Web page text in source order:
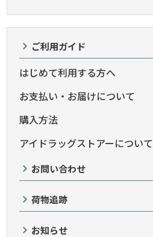
ご利用ガイド
はじめて利用する方へ
お支払い・お届けについて
購入方法
アイドラッグストアーについて
お問い合わせ
荷物追跡
お知らせ